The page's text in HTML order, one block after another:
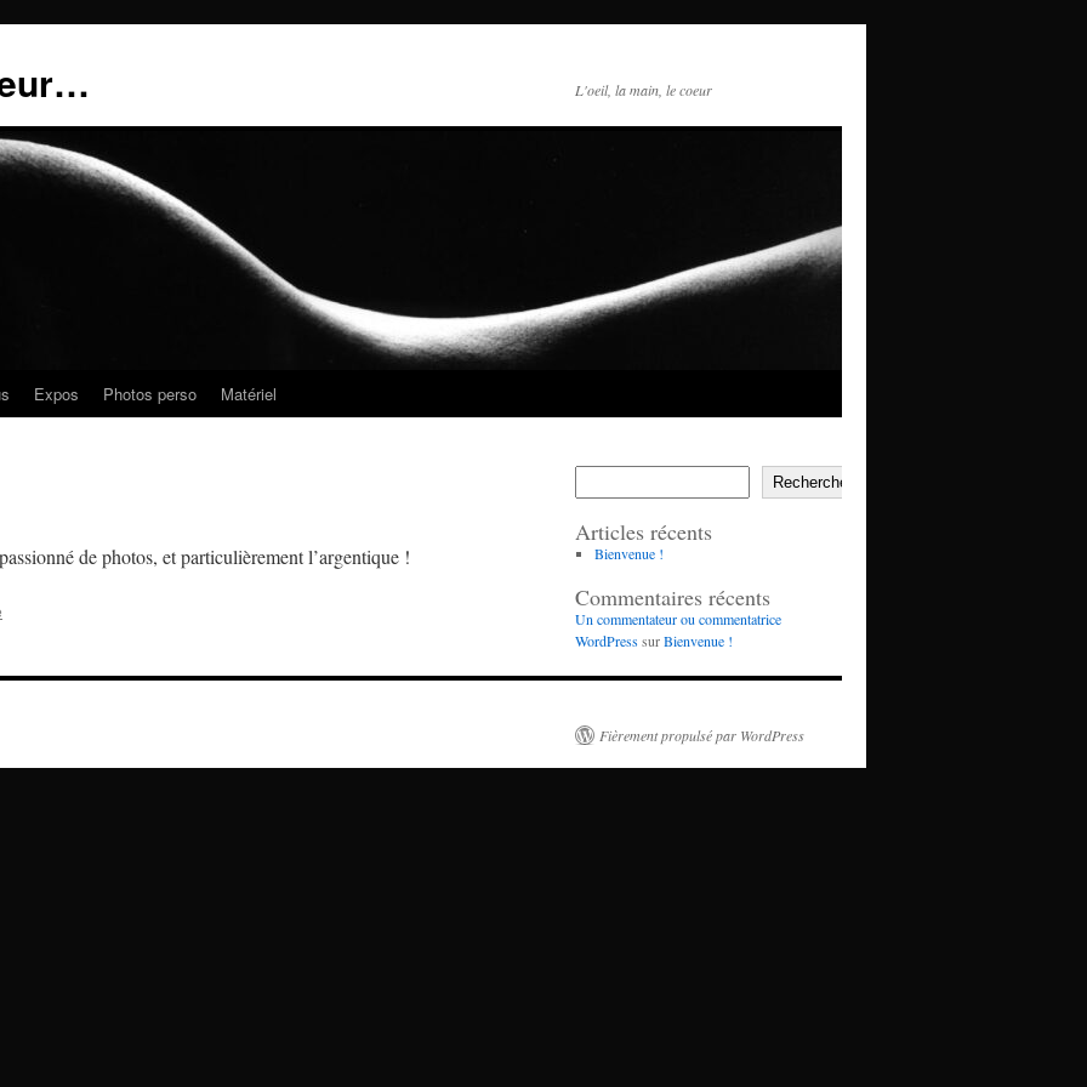
L'oeil, la main, le coeur
Expos Photos perso Matériel
de photos, et particulièrement l’argentique !
Rechercher
Articles récents
Bienvenue !
Commentaires récents
Un commentateur ou commentatrice
WordPresssurBienvenue !
Fièrement propulsé par WordPress